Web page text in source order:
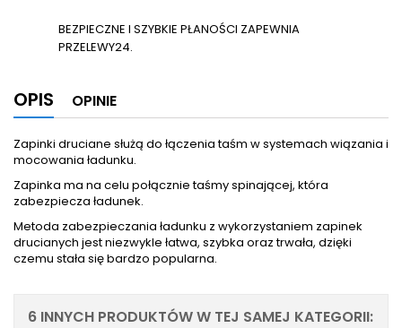
BEZPIECZNE I SZYBKIE PŁANOŚCI ZAPEWNIA
PRZELEWY24.
OPIS OPINIE
Zapinki druciane służą do łączenia taśm w systemach wiązania i
mocowania ładunku.
Zapinka ma na celu połącznie taśmy spinającej, która
zabezpiecza ładunek.
Metoda zabezpieczania ładunku z wykorzystaniem zapinek
drucianych jest niezwykle łatwa, szybka oraz trwała, dzięki
czemu stała się bardzo popularna.
6 INNYCH PRODUKTÓW W TEJ SAMEJ KATEGORII: